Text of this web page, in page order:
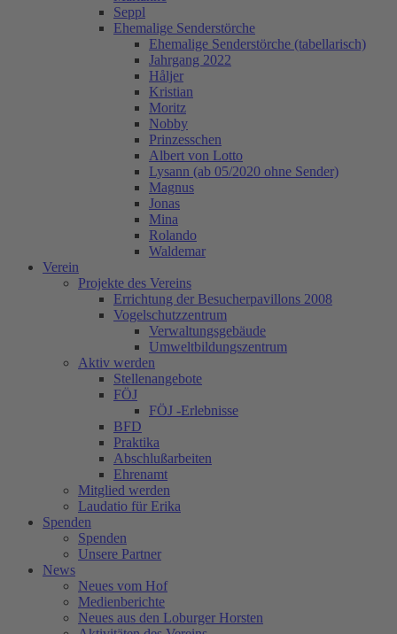
Seppl
Ehemalige Senderstörche
Ehemalige Senderstörche (tabellarisch)
Jahrgang 2022
Håljer
Kristian
Moritz
Nobby
Prinzesschen
Albert von Lotto
Lysann (ab 05/2020 ohne Sender)
Magnus
Jonas
Mina
Rolando
Waldemar
Verein
Projekte des Vereins
Errichtung der Besucherpavillons 2008
Vogelschutzzentrum
Verwaltungsgebäude
Umweltbildungszentrum
Aktiv werden
Stellenangebote
FÖJ
FÖJ -Erlebnisse
BFD
Praktika
Abschlußarbeiten
Ehrenamt
Mitglied werden
Laudatio für Erika
Spenden
Spenden
Unsere Partner
News
Neues vom Hof
Medienberichte
Neues aus den Loburger Horsten